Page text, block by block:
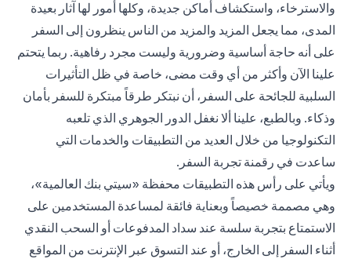
والاسترخاء، واستكشاف أماكن جديدة، وكلها أمور لها آثار بعيدة
المدى، مما يجعل المزيد والمزيد من الناس ينظرون إلى السفر
على أنه حاجة أساسية وضرورية وليست مجرد رفاهية. ربما يتحتم
علينا الآن وأكثر من أي وقت مضى، خاصة في ظل التأثيرات
السلبية للجائحة على السفر، أن نبتكر طرقاً مبتكرة للسفر بأمان
وذكاء. وبالطبع، علينا ألا نغفل الدور الجوهري الذي تلعبه
التكنولوجيا من خلال العديد من التطبيقات والخدمات التي
ساعدت في رقمنة تجربة السفر.
ويأتي على رأس هذه التطبيقات محفظة «سيتي بنك العالمية»،
وهي مصممة خصيصاً وبعناية فائقة لمساعدة المستخدمين على
الاستمتاع بتجربة سلسة عند سداد المدفوعات أو السحب النقدي
أثناء السفر إلى الخارج، أو عند التسوق عبر الإنترنت من المواقع